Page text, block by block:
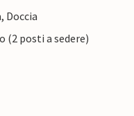
Doccia
(2 posti a sedere)